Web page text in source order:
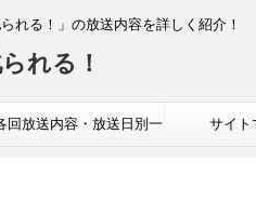
れる！」の放送内容を詳しく紹介！
れる！
回放送内容・放送日別一 サイト